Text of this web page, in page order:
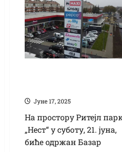
Јуне 17, 2025
На простору Ритејл
„Нест“ у суботу, 21. јуна,
биће одржан Базар